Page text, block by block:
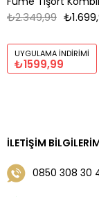
₺2.349,99
UYGULAMA İNDIRIMI
₺1599,99
İLETIŞIM
0850 308 30